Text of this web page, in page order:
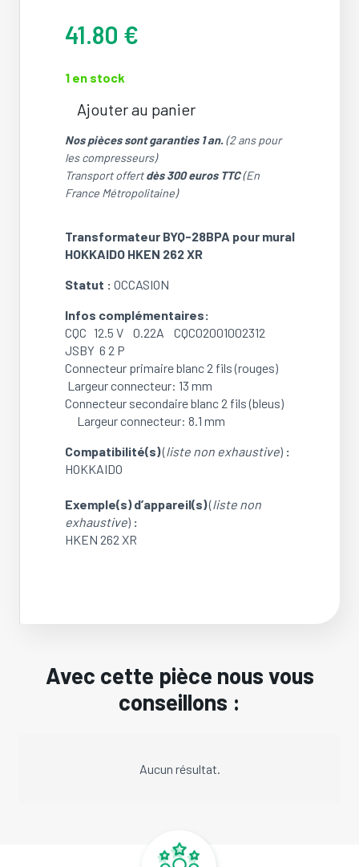
41.80 €
1 en stock
quantité
de
Transformateur
BYQ-
28BPA
HOKKAIDO
HKEN
XR
(OCCASION)
Ajouter au panier
Nos pièces sont garanties 1 an.(2 ans pour
les compresseurs)
Transport offertdès 300 euros TTC(En
France Métropolitaine)
Transformateur BYQ-28BPA pour mural
HOKKAIDO HKEN 262 XR
Statut : OCCASION
Infos complémentaires:
CQC 12.5 V 0.22A CQC02001002312
JSBY 6 2 P
Connecteur primaire blanc 2 fils (rouges)
Largeur connecteur: 13 mm
Connecteur secondaire blanc 2 fils (bleus)
Largeur connecteur: 8.1 mm
Compatibilité(s)(liste non exhaustive) :
HOKKAIDO
Exemple(s) d’appareil(s)(liste non
exhaustive) :
HKEN 262 XR
Avec cette pièce nous vous
conseillons :
Aucun résultat.